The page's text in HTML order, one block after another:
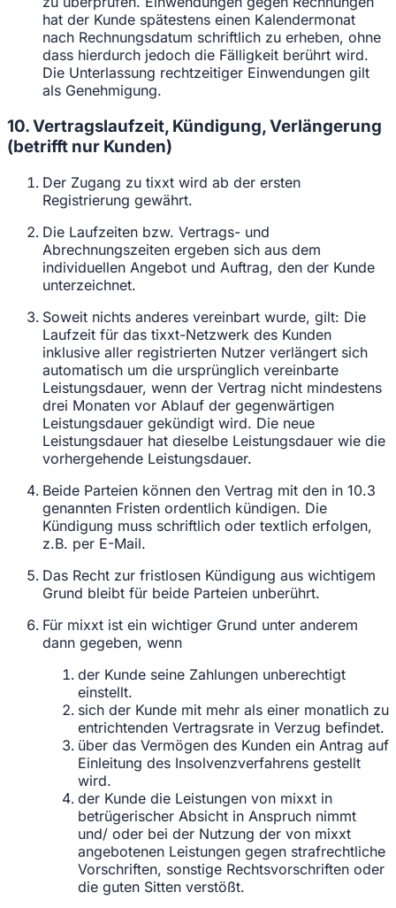
hat der Kunde spätestens einen Kalendermonat
nach Rechnungsdatum schriftlich zu erheben, ohne
dass hierdurch jedoch die Fälligkeit berührt wird.
Die Unterlassung rechtzeitiger Einwendungen gilt
als Genehmigung.
10. Vertragslaufzeit, Kündigung, Verlängerung
(betrifft nur Kunden)
Der Zugang zu tixxt wird ab der ersten
Registrierung gewährt.
Die Laufzeiten bzw. Vertrags- und
Abrechnungszeiten ergeben sich aus dem
individuellen Angebot und Auftrag, den der Kunde
unterzeichnet.
Soweit nichts anderes vereinbart wurde, gilt: Die
Laufzeit für das tixxt-Netzwerk des Kunden
inklusive aller registrierten Nutzer verlängert sich
automatisch um die ursprünglich vereinbarte
Leistungsdauer, wenn der Vertrag nicht mindestens
drei Monaten vor Ablauf der gegenwärtigen
Leistungsdauer gekündigt wird. Die neue
Leistungsdauer hat dieselbe Leistungsdauer wie die
vorhergehende Leistungsdauer.
Beide Parteien können den Vertrag mit den in 10.3
genannten Fristen ordentlich kündigen. Die
Kündigung muss schriftlich oder textlich erfolgen,
z.B. per E-Mail.
Das Recht zur fristlosen Kündigung aus wichtigem
Grund bleibt für beide Parteien unberührt.
Für mixxt ist ein wichtiger Grund unter anderem
dann gegeben, wenn
der Kunde seine Zahlungen unberechtigt
einstellt.
sich der Kunde mit mehr als einer monatlich zu
entrichtenden Vertragsrate in Verzug befindet.
über das Vermögen des Kunden ein Antrag auf
Einleitung des Insolvenzverfahrens gestellt
wird.
der Kunde die Leistungen von mixxt in
betrügerischer Absicht in Anspruch nimmt
und/ oder bei der Nutzung der von mixxt
angebotenen Leistungen gegen strafrechtliche
Vorschriften, sonstige Rechtsvorschriften oder
die guten Sitten verstößt.